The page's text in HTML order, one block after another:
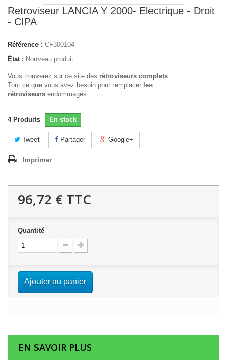
Retroviseur LANCIA Y 2000- Electrique - Droit
- CIPA
Référence : CF300104
État : Nouveau produit
Vous trouverez sur ce site des rétroviseurs complets.
Tout ce que vous avez besoin pour remplacer les
rétroviseurs endommagés.
4 Produits En stock
Tweet Partager Google+
Imprimer
96,72 € TTC
Quantité
Ajouter au panier
EN SAVOIR PLUS